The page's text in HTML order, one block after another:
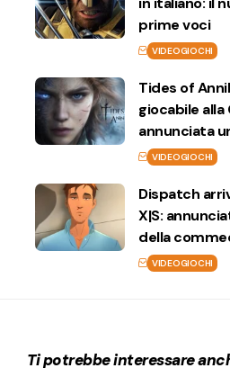
prime voci
VIDEOGIOCHI
Tides of
giocabile
annunciata
VIDEOGIOCHI
Dispatch
X|S:
della
VIDEOGIOCHI
Ti potrebbe interessare